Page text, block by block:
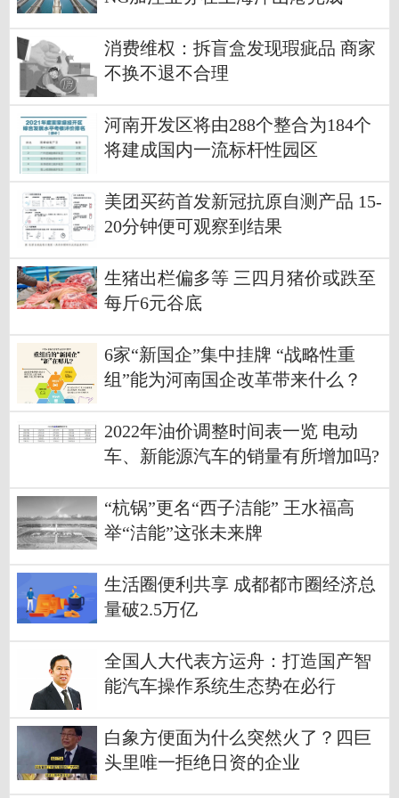
消费维权：拆盲盒发现瑕疵品 商家
不换不退不合理
河南开发区将由288个整合为184个
将建成国内一流标杆性园区
美团买药首发新冠抗原自测产品 15-
20分钟便可观察到结果
生猪出栏偏多等 三四月猪价或跌至
每斤6元谷底
6家“新国企”集中挂牌 “战略性重
组”能为河南国企改革带来什么？
2022年油价调整时间表一览 电动
车、新能源汽车的销量有所增加吗?
“杭锅”更名“西子洁能” 王水福高
举“洁能”这张未来牌
生活圈便利共享 成都都市圈经济总
量破2.5万亿
全国人大代表方运舟：打造国产智
能汽车操作系统生态势在必行
白象方便面为什么突然火了？四巨
头里唯一拒绝日资的企业